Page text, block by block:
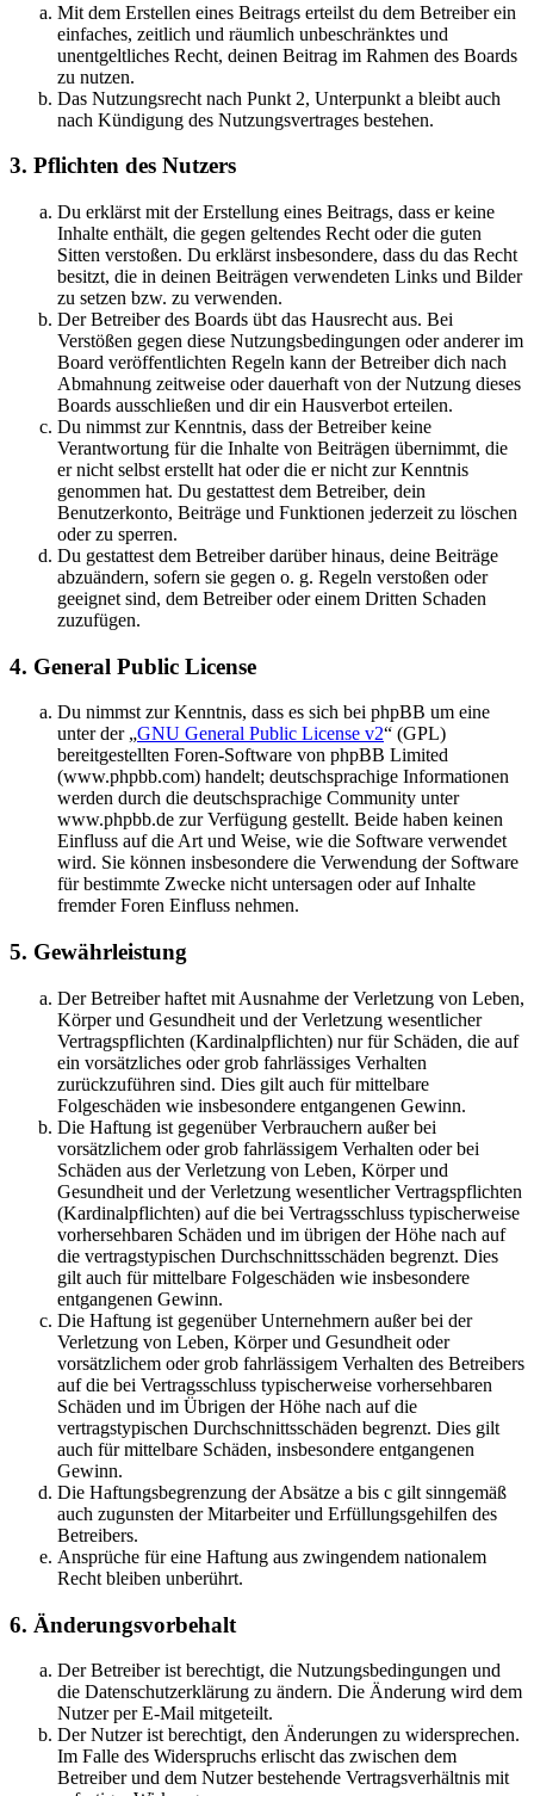
Mit dem Erstellen eines Beitrags erteilst du dem Betreiber ein
einfaches, zeitlich und räumlich unbeschränktes und
unentgeltliches Recht, deinen Beitrag im Rahmen des Boards
zu nutzen.
Das Nutzungsrecht nach Punkt 2, Unterpunkt a bleibt auch
nach Kündigung des Nutzungsvertrages bestehen.
3. Pflichten des Nutzers
Du erklärst mit der Erstellung eines Beitrags, dass er keine
Inhalte enthält, die gegen geltendes Recht oder die guten
Sitten verstoßen. Du erklärst insbesondere, dass du das Recht
besitzt, die in deinen Beiträgen verwendeten Links und Bilder
zu setzen bzw. zu verwenden.
Der Betreiber des Boards übt das Hausrecht aus. Bei
Verstößen gegen diese Nutzungsbedingungen oder anderer im
Board veröffentlichten Regeln kann der Betreiber dich nach
Abmahnung zeitweise oder dauerhaft von der Nutzung dieses
Boards ausschließen und dir ein Hausverbot erteilen.
Du nimmst zur Kenntnis, dass der Betreiber keine
Verantwortung für die Inhalte von Beiträgen übernimmt, die
er nicht selbst erstellt hat oder die er nicht zur Kenntnis
genommen hat. Du gestattest dem Betreiber, dein
Benutzerkonto, Beiträge und Funktionen jederzeit zu löschen
oder zu sperren.
Du gestattest dem Betreiber darüber hinaus, deine Beiträge
abzuändern, sofern sie gegen o. g. Regeln verstoßen oder
geeignet sind, dem Betreiber oder einem Dritten Schaden
zuzufügen.
4. General Public License
Du nimmst zur Kenntnis, dass es sich bei phpBB um eine
unter der „GNU General Public License v2“ (GPL)
bereitgestellten Foren-Software von phpBB Limited
(www.phpbb.com) handelt; deutschsprachige Informationen
werden durch die deutschsprachige Community unter
www.phpbb.de zur Verfügung gestellt. Beide haben keinen
Einfluss auf die Art und Weise, wie die Software verwendet
wird. Sie können insbesondere die Verwendung der Software
für bestimmte Zwecke nicht untersagen oder auf Inhalte
fremder Foren Einfluss nehmen.
5. Gewährleistung
Der Betreiber haftet mit Ausnahme der Verletzung von Leben,
Körper und Gesundheit und der Verletzung wesentlicher
Vertragspflichten (Kardinalpflichten) nur für Schäden, die auf
ein vorsätzliches oder grob fahrlässiges Verhalten
zurückzuführen sind. Dies gilt auch für mittelbare
Folgeschäden wie insbesondere entgangenen Gewinn.
Die Haftung ist gegenüber Verbrauchern außer bei
vorsätzlichem oder grob fahrlässigem Verhalten oder bei
Schäden aus der Verletzung von Leben, Körper und
Gesundheit und der Verletzung wesentlicher Vertragspflichten
(Kardinalpflichten) auf die bei Vertragsschluss typischerweise
vorhersehbaren Schäden und im übrigen der Höhe nach auf
die vertragstypischen Durchschnittsschäden begrenzt. Dies
gilt auch für mittelbare Folgeschäden wie insbesondere
entgangenen Gewinn.
Die Haftung ist gegenüber Unternehmern außer bei der
Verletzung von Leben, Körper und Gesundheit oder
vorsätzlichem oder grob fahrlässigem Verhalten des Betreibers
auf die bei Vertragsschluss typischerweise vorhersehbaren
Schäden und im Übrigen der Höhe nach auf die
vertragstypischen Durchschnittsschäden begrenzt. Dies gilt
auch für mittelbare Schäden, insbesondere entgangenen
Gewinn.
Die Haftungsbegrenzung der Absätze a bis c gilt sinngemäß
auch zugunsten der Mitarbeiter und Erfüllungsgehilfen des
Betreibers.
Ansprüche für eine Haftung aus zwingendem nationalem
Recht bleiben unberührt.
6. Änderungsvorbehalt
Der Betreiber ist berechtigt, die Nutzungsbedingungen und
die Datenschutzerklärung zu ändern. Die Änderung wird dem
Nutzer per E-Mail mitgeteilt.
Der Nutzer ist berechtigt, den Änderungen zu widersprechen.
Im Falle des Widerspruchs erlischt das zwischen dem
Betreiber und dem Nutzer bestehende Vertragsverhältnis mit